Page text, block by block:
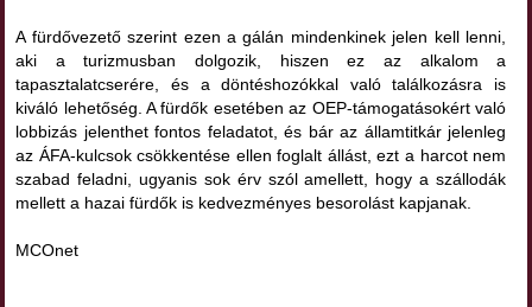
A fürdővezető szerint ezen a gálán mindenkinek jelen kell lenni,
aki a turizmusban dolgozik, hiszen ez az alkalom a
tapasztalatcserére, és a döntéshozókkal való találkozásra is
kiváló lehetőség. A fürdők esetében az OEP-támogatásokért való
lobbizás jelenthet fontos feladatot, és bár az államtitkár jelenleg
az ÁFA-kulcsok csökkentése ellen foglalt állást, ezt a harcot nem
szabad feladni, ugyanis sok érv szól amellett, hogy a szállodák
mellett a hazai fürdők is kedvezményes besorolást kapjanak.
MCOnet